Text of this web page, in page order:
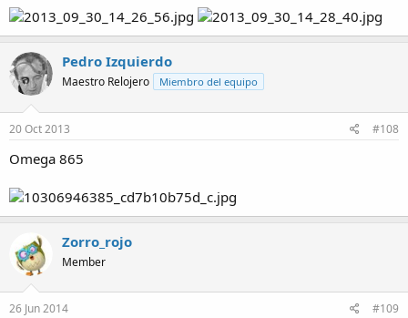
Pedro Izquierdo
Maestro Relojero Miembro del equipo
20 Oct 2013 #108
Omega 865
Zorro_rojo
Member
26 Jun 2014 #109